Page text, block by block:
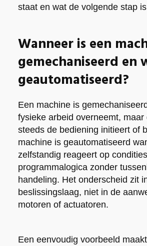
staat en wat de volgende stap
Wanneer is een
gemechaniseerd en
geautomatiseerd?
Een machine is
fysieke arbeid overneemt, maar
steeds de bediening initieert of
machine is geautomatiseerd
zelfstandig reageert op
programmalogica zonder
handeling. Het onderscheid zit
beslissingslaag, niet in de
motoren of actuatoren.
Een eenvoudig voorbeeld